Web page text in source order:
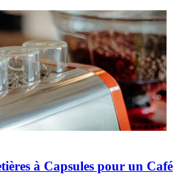
à Capsules pour un Café